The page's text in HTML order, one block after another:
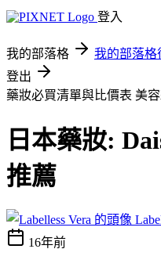
登入
我的部落格 我的部落格
登出
藥妝必買清單與比價表 美
日本藥妝:
推薦
16年前